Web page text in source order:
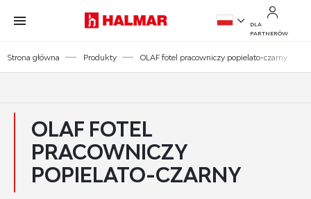
Przejdź do treści.
Przejdź do menu.
Przejdź do wyszukiwarki.
EN
DLA
PARTNERÓW
Strona główna Produkty OLAF fotel pracowniczy popielato-czarny
OLAF FOTEL
PRACOWNICZY
POPIELATO-CZARNY